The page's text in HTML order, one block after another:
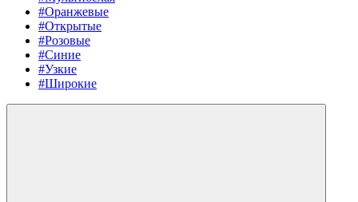
#Оранжевые
#Открытые
#Розовые
#Синие
#Узкие
#Широкие